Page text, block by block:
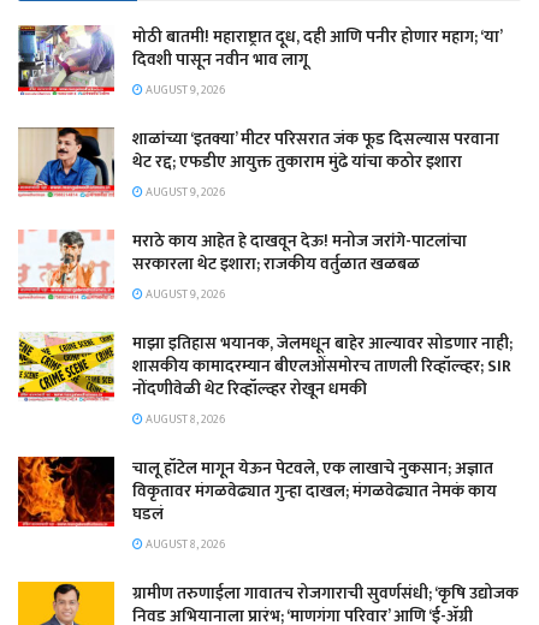
मोठी बातमी! महाराष्ट्रात दूध, दही आणि पनीर होणार महाग; ‘या’
दिवशी पासून नवीन भाव लागू
AUGUST 9, 2026
शाळांच्या ‘इतक्या’ मीटर परिसरात जंक फूड दिसल्यास परवाना
थेट रद्द; एफडीए आयुक्त तुकाराम मुंढे यांचा कठोर इशारा
AUGUST 9, 2026
मराठे काय आहेत हे दाखवून देऊ! मनोज जरांगे-पाटलांचा
सरकारला थेट इशारा; राजकीय वर्तुळात खळबळ
AUGUST 9, 2026
माझा इतिहास भयानक, जेलमधून बाहेर आल्यावर सोडणार नाही;
शासकीय कामादरम्यान बीएलओंसमोरच ताणली रिव्हॉल्व्हर; SIR
नोंदणीवेळी थेट रिव्हॉल्व्हर रोखून धमकी
AUGUST 8, 2026
चालू हॉटेल मागून येऊन पेटवले, एक लाखाचे नुकसान; अज्ञात
विकृतावर मंगळवेढ्यात गुन्हा दाखल; मंगळवेढ्यात नेमकं काय
घडलं
AUGUST 8, 2026
​ग्रामीण तरुणाईला गावातच रोजगाराची सुवर्णसंधी; ‘कृषि उद्योजक
निवड अभियानाला प्रारंभ; ‘माणगंगा परिवार’ आणि ‘ई-ॲग्री